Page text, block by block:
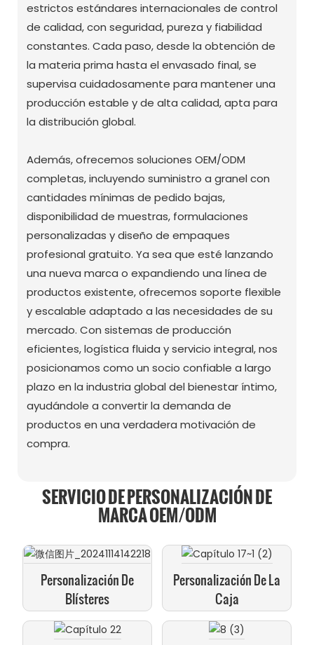
estrictos estándares internacionales de control
de calidad, con seguridad, pureza y fiabilidad
constantes. Cada paso, desde la obtención de
la materia prima hasta el envasado final, se
supervisa cuidadosamente para mantener una
producción estable y de alta calidad, apta para
la distribución global.
Además, ofrecemos soluciones OEM/ODM
completas, incluyendo suministro a granel con
cantidades mínimas de pedido bajas,
disponibilidad de muestras, formulaciones
personalizadas y diseño de empaques
profesional gratuito. Ya sea que esté lanzando
una nueva marca o expandiendo una línea de
productos existente, ofrecemos soporte flexible
y escalable adaptado a las necesidades de su
mercado. Con sistemas de producción
eficientes, logística fluida y servicio integral, nos
posicionamos como un socio confiable a largo
plazo en la industria global del bienestar íntimo,
ayudándole a convertir la demanda de
productos en una verdadera motivación de
compra.
SERVICIO DE PERSONALIZACIÓN DE
MARCA OEM/ODM
Personalización De
Blísteres
Personalización De La
Caja